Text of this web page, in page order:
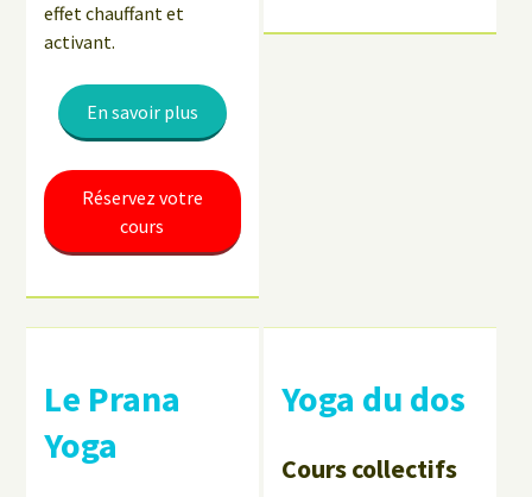
effet chauffant et
activant.
En savoir plus
Réservez votre
cours
Le Prana
Yoga
Yoga du dos
Cours collectifs